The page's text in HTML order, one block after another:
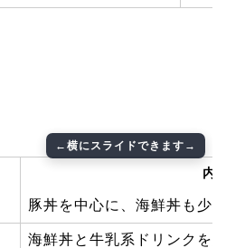
内
豚丼を中心に、海鮮丼も少
海鮮丼と牛乳系ドリンクを